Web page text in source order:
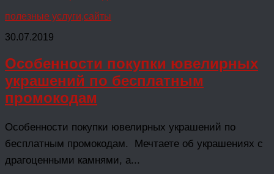
полезные услуги,сайты
30.07.2019
Особенности покупки ювелирных
украшений по бесплатным
промокодам
Особенности покупки ювелирных украшений по
бесплатным промокодам. Мечтаете об украшениях с
драгоценными камнями, а...